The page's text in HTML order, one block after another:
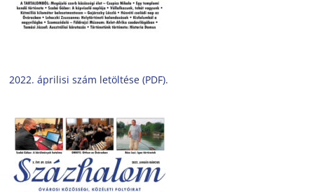
2022. áprilisi szám letöltése (PDF).